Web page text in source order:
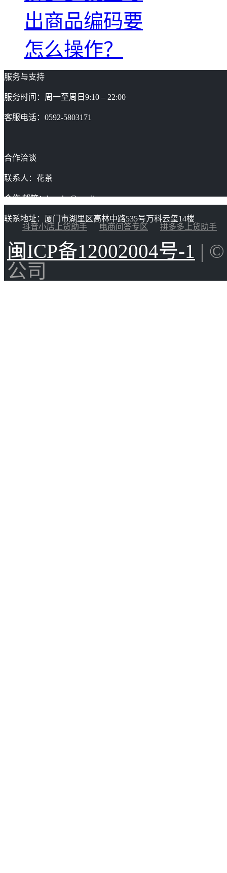
出商品编码要
怎么操作？
服务与支持
服务时间：周一至周日9:10 – 22:00
客服电话：0592-5803171
合作洽谈
联系人：花茶
合作/邮箱：huacha@gaoding.com
联系地址：厦门市湖里区高林中路535号万科云玺14楼
抖音小店上货助手
电商问答专区 拼多多上货助手
闽ICP备12002004号-1 |
公司